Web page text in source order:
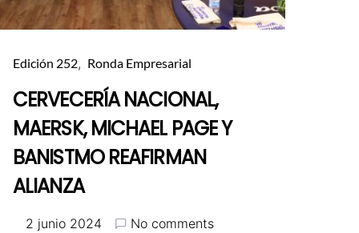
Edición 252 Ronda Empresarial
CERVECERÍA NACIONAL,
MAERSK, MICHAEL PAGE Y
BANISTMO REAFIRMAN
ALIANZA
2 junio 2024
No comments